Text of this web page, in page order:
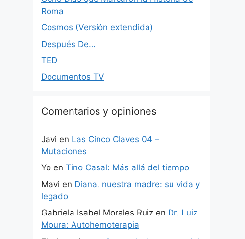
Roma
Cosmos (Versión extendida)
Después De…
TED
Documentos TV
Comentarios y opiniones
Javi en Las Cinco Claves 04 –
Mutaciones
Yo en Tino Casal: Más allá del tiempo
Mavi en Diana, nuestra madre: su vida y
legado
Gabriela Isabel Morales Ruiz en Dr. Luiz
Moura: Autohemoterapia